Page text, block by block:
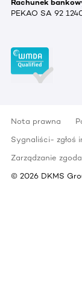
Rachunek
PEKAO SA 92
Nota prawna
Sygnaliści- zgłoś
Zarządzanie
© 2026 DKMS